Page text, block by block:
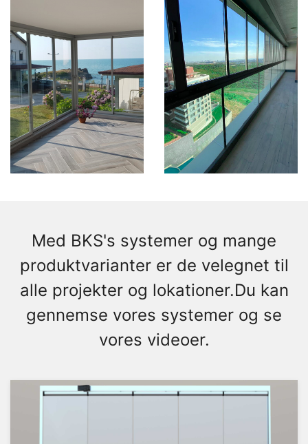
Med BKS's systemer og mange
produktvarianter er de velegnet til
alle projekter og lokationer.Du kan
gennemse vores systemer og se
vores videoer.